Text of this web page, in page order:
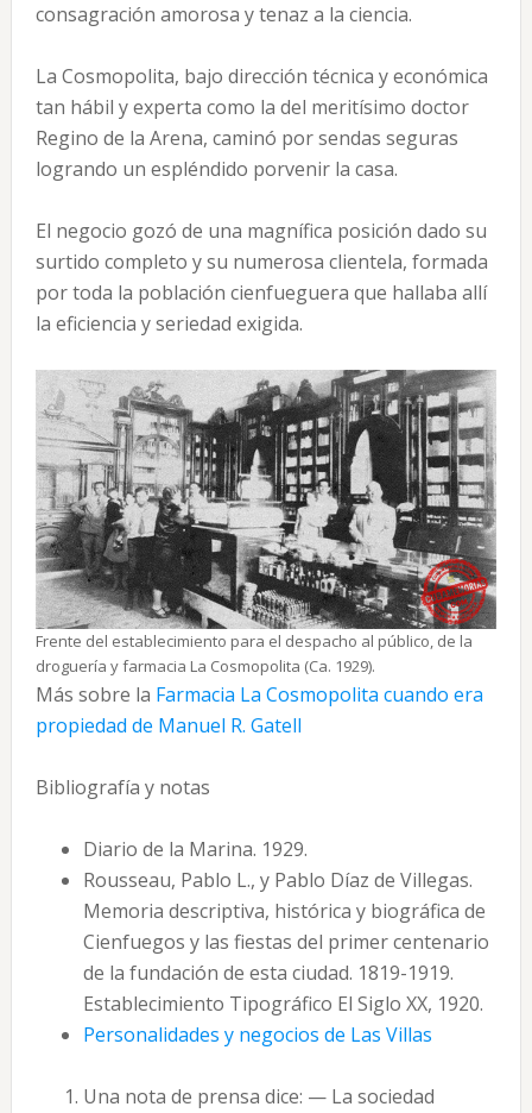
consagración amorosa y tenaz a la ciencia.
La Cosmopolita, bajo dirección técnica y económica
tan hábil y experta como la del meritísimo doctor
Regino de la Arena, caminó por sendas seguras
logrando un espléndido porvenir la casa.
El negocio gozó de una magnífica posición dado su
surtido completo y su numerosa clientela, formada
por toda la población cienfueguera que hallaba allí
la eficiencia y seriedad exigida.
Frente del establecimiento para el despacho al público, de la
droguería y farmacia La Cosmopolita (Ca. 1929).
Más sobre la Farmacia La Cosmopolita cuando era
propiedad de Manuel R. Gatell
Bibliografía y notas
Diario de la Marina. 1929.
Rousseau, Pablo L., y Pablo Díaz de Villegas.
Memoria descriptiva, histórica y biográfica de
Cienfuegos y las fiestas del primer centenario
de la fundación de esta ciudad. 1819-1919.
Establecimiento Tipográfico El Siglo XX, 1920.
Personalidades y negocios de Las Villas
Una nota de prensa dice: — La sociedad